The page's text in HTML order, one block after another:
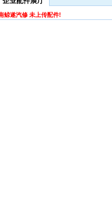
鲸遂汽修 未上传配件!